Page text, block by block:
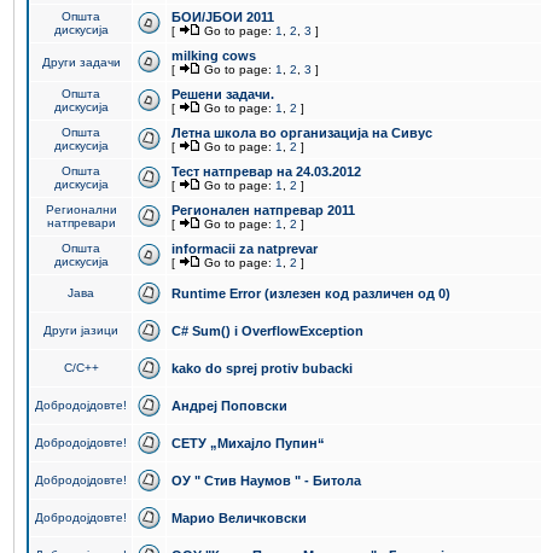
Општа
дискусија
БОИ/ЈБОИ 2011
[ Go to page: 1 2 3 ]
Други задачи milking cows
[ Go to page: 1 2 3 ]
Општа
дискусија
Решени задачи.
[ Go to page: 1 2 ]
Општа
дискусија
Летна школа во организација на Сивус
[ Go to page: 1 2 ]
Општа
дискусија
Тест натпревар на 24.03.2012
[ Go to page: 1 2 ]
Регионални
натпревари
Регионален натпревар 2011
[ Go to page: 1 2 ]
Општа
дискусија
informacii za natprevar
[ Go to page: 1 2 ]
Јава Runtime Error (излезен код различен од 0)
Други јазици C# Sum() i OverflowException
C/C++ kako do sprej protiv bubacki
Добродојдовте! Андреј Поповски
Добродојдовте! СЕТУ „Михајло Пупин“
Добродојдовте! ОУ " Стив Наумов " - Битола
Добродојдовте! Марио Величковски